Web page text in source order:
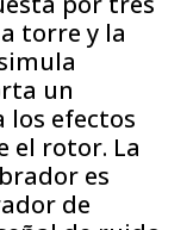
torre y la
un
efectos
el rotor. La
es
de